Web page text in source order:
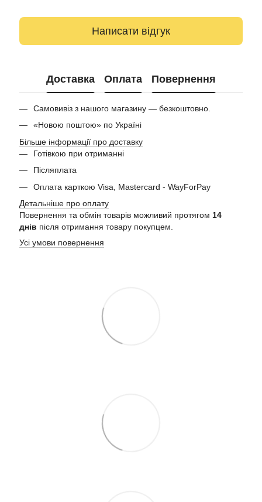
Написати відгук
Доставка Оплата Повернення
Самовивіз з нашого магазину — безкоштовно.
«Новою поштою» по Україні
Більше інформації про доставку
Готівкою при отриманні
Післяплата
Оплата карткою Visa, Mastercard - WayForPay
Детальніше про оплату
Повернення та обмін товарів можливий протягом 14
днів після отримання товару покупцем.
Усі умови повернення